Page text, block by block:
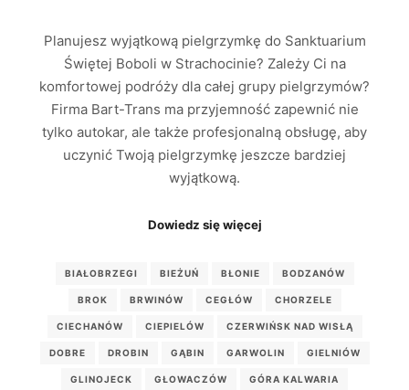
Planujesz wyjątkową pielgrzymkę do Sanktuarium
Świętej Boboli w Strachocinie? Zależy Ci na
komfortowej podróży dla całej grupy pielgrzymów?
Firma Bart-Trans ma przyjemność zapewnić nie
tylko autokar, ale także profesjonalną obsługę, aby
uczynić Twoją pielgrzymkę jeszcze bardziej
wyjątkową.
Dowiedz się więcej
BIAŁOBRZEGI BIEŻUŃ BŁONIE BODZANÓW
BROK BRWINÓW CEGŁÓW CHORZELE
CIECHANÓW CIEPIELÓW CZERWIŃSK NAD WISŁĄ
DOBRE DROBIN GĄBIN GARWOLIN GIELNIÓW
GLINOJECK GŁOWACZÓW GÓRA KALWARIA